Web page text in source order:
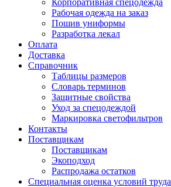
Корпоративная спецодежда
Рабочая одежда на заказ
Пошив униформы
Разработка лекал
Оплата
Доставка
Справочник
Таблицы размеров
Словарь терминов
Защитные свойства
Уход за спецодеждой
Маркировка светофильтров
Контакты
Поставщикам
Поставщикам
Экоподход
Распродажа остатков
Специальная оценка условий труда